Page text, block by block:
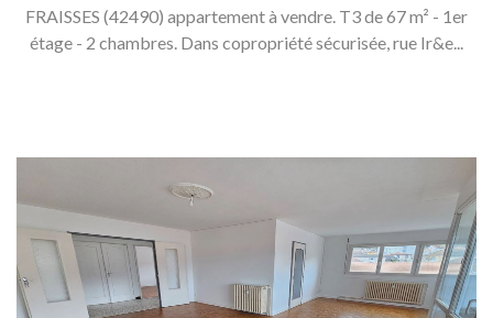
FRAISSES (42490) appartement à vendre. T3 de 67 m² - 1er
étage - 2 chambres. Dans copropriété sécurisée, rue Ir&e...